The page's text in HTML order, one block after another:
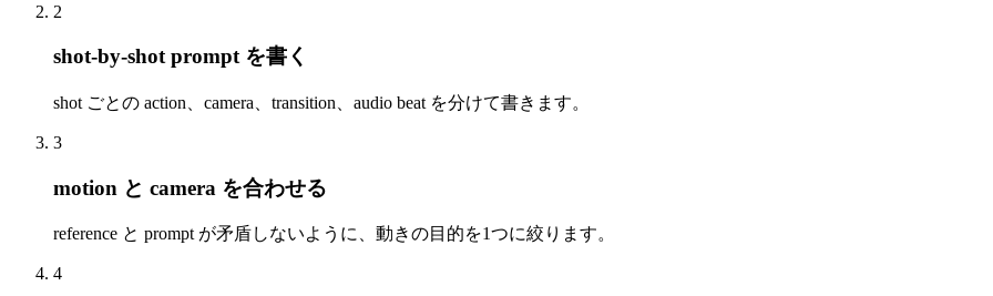
2
shot-by-shot prompt を書く
shot ごとの action、camera、transition、audio beat を分けて書きます。
3
motion と camera を合わせる
reference と prompt が矛盾しないように、動きの目的を1つに絞ります。
4